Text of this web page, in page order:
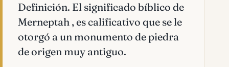
Definición. El significado bíblico de
Merneptah , es calificativo que se le
otorgó a un monumento de piedra
de origen muy antiguo.